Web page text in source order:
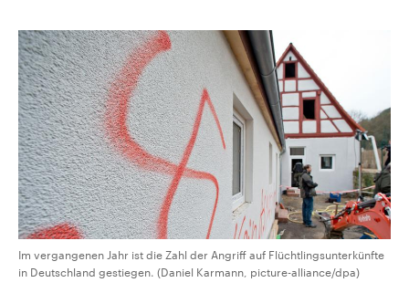
Im vergangenen Jahr ist die Zahl der Angriff auf Flüchtlingsunterkünfte
in Deutschland gestiegen. (Daniel Karmann, picture-alliance/dpa)